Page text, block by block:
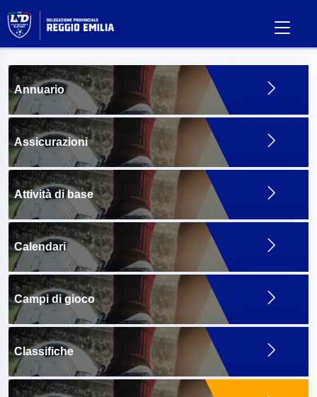
Annuario
Assicurazioni
Attività di base
Calendari
Campi di gioco
Classifiche